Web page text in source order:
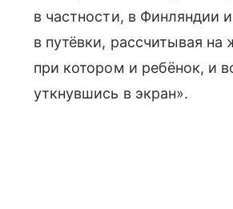
в частности, в
в путёвки, рассчитывая
при котором и ребёнок, и
уткнувшись в экран».